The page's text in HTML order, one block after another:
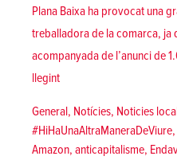
Plana Baixa ha provocat una
treballadora de la comarca, ja
acompanyada de l’anunci de
llegint«[Onda] Endavant – la
Posted in
General, Notícies, Noticies
Tags:
#HiHaUnaAltraManeraDeViure,
Amazon, anticapitalisme,